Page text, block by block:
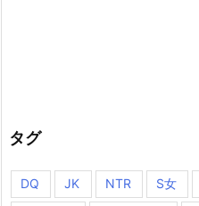
タグ
DQ JK NTR S女